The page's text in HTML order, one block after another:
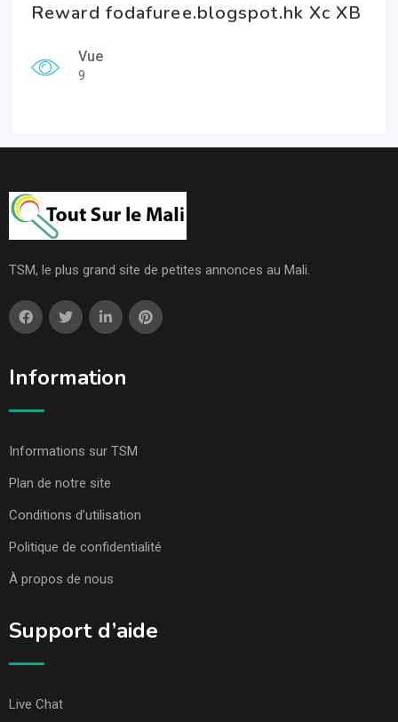
Reward fodafuree.blogspot.hk Xc XB
Vue
9
TSM, le plus grand site de petites annonces au Mali.
Information
Informations sur TSM
Plan de notre site
Conditions d’utilisation
Politique de confidentialité
À propos de nous
Support d’aide
Live Chat